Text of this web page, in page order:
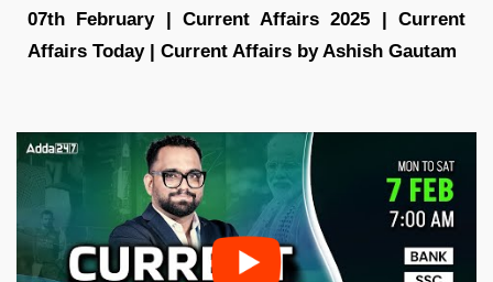
07th February | Current Affairs 2025 | Current
Affairs Today | Current Affairs by Ashish Gautam